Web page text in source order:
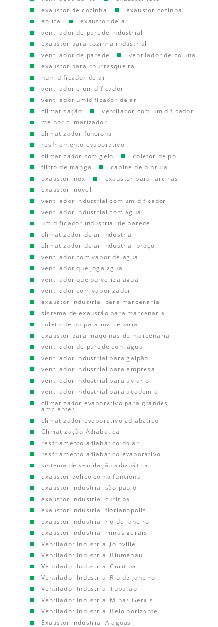
exaustor de cozinha
exaustor cozinha
eolica
exaustor de ar
ventilador de parede industrial
exaustor para cozinha industrial
ventilador de parede
ventilador de coluna
exaustor para churrasqueira
humidificador de ar
ventilador e umidificador
ventilador umidificador de ar
climatização
ventilador com umidificador
melhor climatizador
climatizador funciona
resfriamento evaporativo
climatizador com gelo
coletor de pó
filtro de manga
cabine de pintura
exaustor inox
exaustor para lareiras
exaustor movel
ventilador industrial com umidificador
ventilador industrial com agua
umidificador industrial de parede
climatizador de ar industrial
climatizador de ar industrial preço
ventilador com vapor de agua
ventilador que joga agua
ventilador que pulveriza agua
ventilador com vaporizador
exaustor industrial para marcenaria
sistema de exaustão para marcenaria
coleto de po para marcenaria
exaustor para maquinas de marcenaria
ventilador de parede com agua
ventilador industrial para galpão
ventilador industrial para empresa
ventilador industrial para aviario
ventilador industrial para academia
climatizador evaporativo para grandes
ambientes
climatizador evaporativo adiabatico
Climatização Adiabatica
resfriamento adiabático do ar
resfriamento adiabático evaporativo
sistema de ventilação adiabática
exaustor eolico como funciona
exaustor industrial são paulo
exaustor industrial curitiba
exaustor industrial florianopolis
exaustor industrial rio de janeiro
exaustor industrial minas gerais
Ventilador Industrial Joinville
Ventilador Industrial Blumenau
Ventilador Industrial Curitiba
Ventilador Industrial Rio de Janeiro
Ventilador Industrial Tubarão
Ventilador Industrial Minas Gerais
Ventilador Industrial Belo horizonte
Exaustor Industrial Alagoas